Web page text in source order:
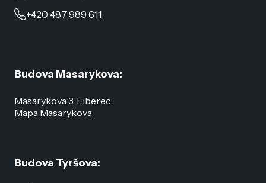
+420 487 989 611
Budova Masarykova:
Masarykova 3, Liberec
Mapa Masarykova
Budova Tyršova: